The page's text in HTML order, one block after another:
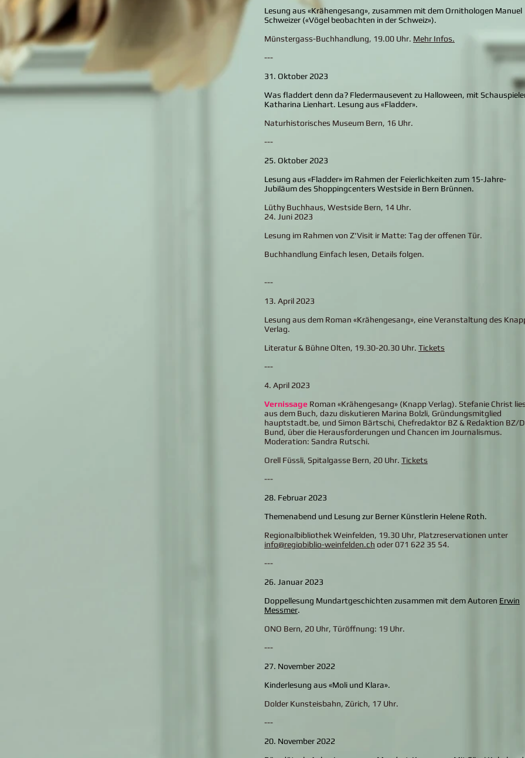
Lesung aus «Krähengesang», zusammen mit dem Ornithologen Manuel
Schweizer («Vögel beobachten in der Schweiz»).
Münstergass-Buchhandlung, 19.00 Uhr. Mehr Infos.
---
31. Oktober 2023
Was fladdert denn da? Fledermausevent zu Halloween, mit
Katharina Lienhart. Lesung aus «Fladder».
Naturhistorisches Museum Bern, 16 Uhr.
---
25. Oktober 2023
Lesung aus «Fladder» im Rahmen der Feierlichkeiten zum 15-Jahre-
Jubiläum des Shoppingcenters Westside in Bern Brünnen.
Lüthy Buchhaus, Westside Bern, 14 Uhr.
24. Juni 2023
Lesung im Rahmen von Z'Visit ir Matte: Tag der offenen Tür.
Buchhandlung Einfach lesen, Details folgen.
---
13. April 2023
Lesung aus dem Roman «Krähengesang», eine Veranstaltung des
Verlag.
Literatur & Bühne Olten, 19.30-20.30 Uhr. Tickets
---
4. April 2023
Vernissage Roman «Krähengesang» (Knapp Verlag). Stefanie Christ
aus dem Buch, dazu diskutieren Marina Bolzli, Gründungsmitglied
hauptstadt.be, und Simon Bärtschi, Chefredaktor BZ & Redaktion BZ/
Bund, über die Herausforderungen und Chancen im Journalismus.
Moderation: Sandra Rutschi.
Orell Füssli, Spitalgasse Bern, 20 Uhr. Tickets
---
28. Februar 2023
Themenabend und Lesung zur Berner Künstlerin Helene Roth.
Regionalbibliothek Weinfelden, 19.30 Uhr, Platzreservationen unter
info@regiobiblio-weinfelden.ch oder 071 622 35 54.
---
26. Januar 2023
Doppellesung Mundartgeschichten zusammen mit dem Autoren Erwin
Messmer.
ONO Bern, 20 Uhr, Türöffnung: 19 Uhr.
---
27. November 2022
Kinderlesung aus «Moli und Klara».
Dolder Kunsteisbahn, Zürich, 17 Uhr.
---
20. November 2022